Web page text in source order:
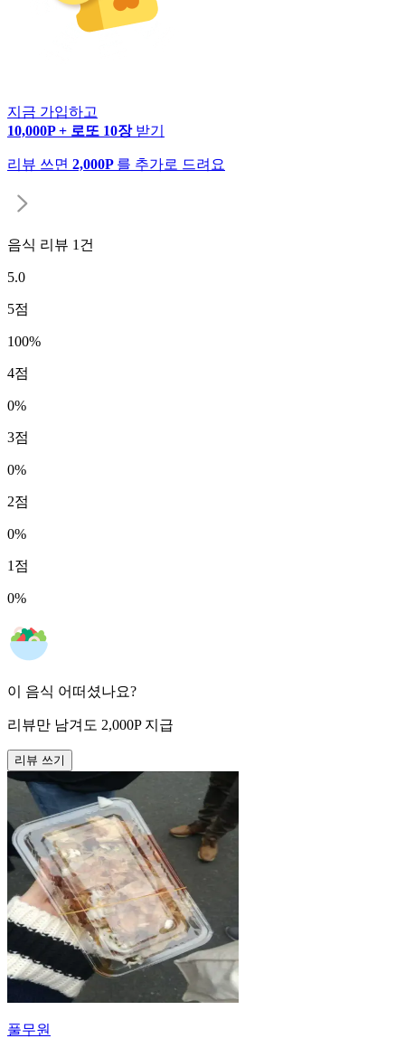
지금 가입하고
10,000P + 로또 10장 받기
리뷰 쓰면 2,000P 를 추가로 드려요
음식 리뷰 1 건
5.0
5점
100%
4점
0%
3점
0%
2점
0%
1 점
0%
이 음식 어떠셨나요?
리뷰만 남겨도 2,000P 지급
리뷰 쓰기
풀무원